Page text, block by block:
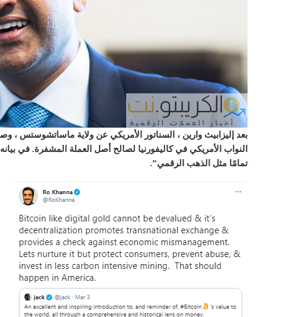
بعد إليزابيث وارين ، السناتور الأمريكي عن ولاية ماساتشوستس
النواب الأمريكي في كاليفورنيا لصالح أصل العملة المشفرة. في
تمامًا مثل الذهب الرقمي”.